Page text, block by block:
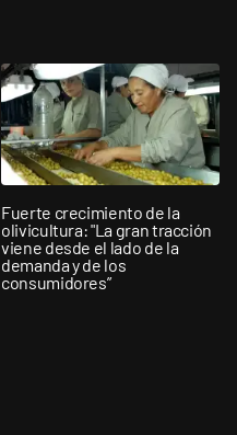
Fuerte crecimiento de la
olivicultura: "La gran tracción
viene desde el lado de la
demanda y de los
consumidores”